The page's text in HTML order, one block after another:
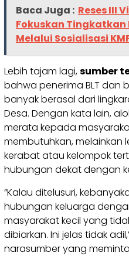
Baca Juga : Reses III
Fokuskan
Melalui Sosialisasi
Lebih tajam lagi,sumber
bahwa penerima BLT dan
banyak berasal dari
Desa. Dengan kata lain,
merata kepada
membutuhkan,
kerabat atau kelompok
hubungan dekat dengan
“Kalau ditelusuri,
hubungan keluarga
masyarakat kecil yang
dibiarkan. Ini jelas tidak
narasumber yang